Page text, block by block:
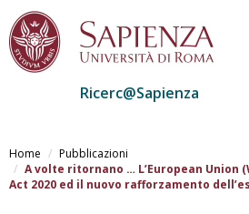
al
contenuto
principale
Ricerc@Sapienza
Home
Pubblicazioni
A volte ritornano … L’European Union
Act 2020 ed il nuovo rafforzamento